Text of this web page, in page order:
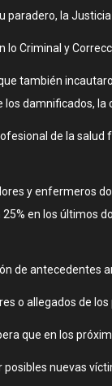
la
Criminal y
también
damnificados,
de la
y enfermeros
en los últimos
de antecedentes
o allegados de
que en los
nuevas